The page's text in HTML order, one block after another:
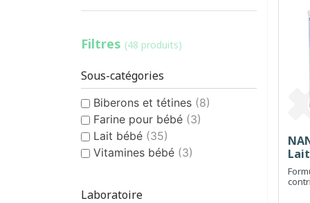
Filtres (48 produits)
Sous-catégories
Biberons et tétines (8)
Farine pour bébé (3)
Lait bébé (35)
Vitamines bébé (3)
Laboratoire